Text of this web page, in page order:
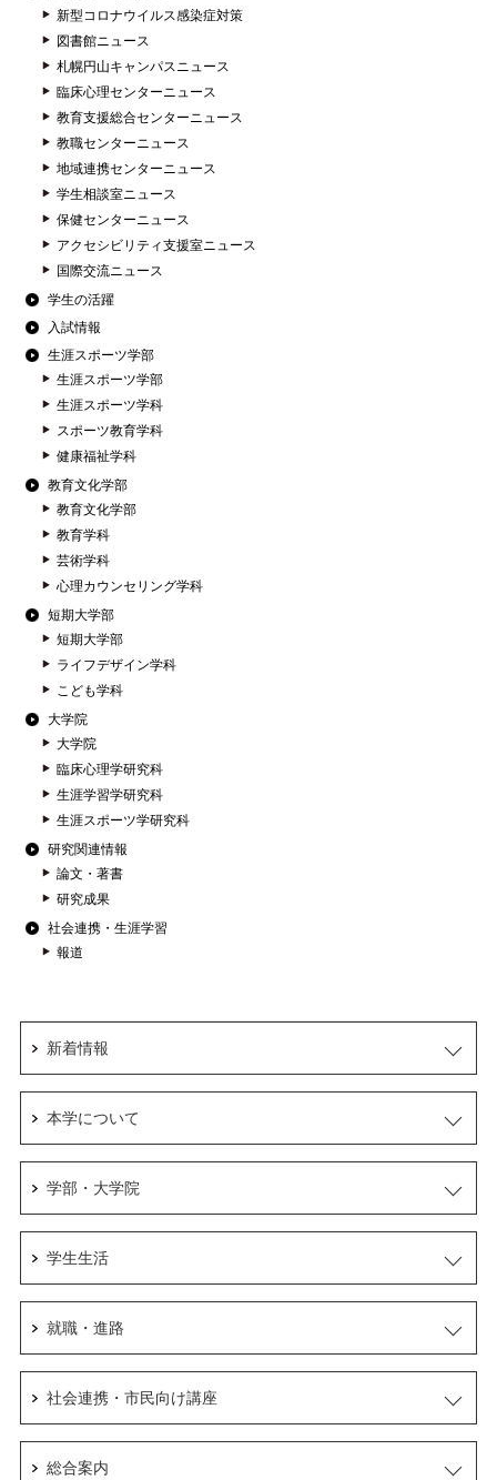
新型コロナウイルス感染症対策
図書館ニュース
札幌円山キャンパスニュース
臨床心理センターニュース
教育支援総合センターニュース
教職センターニュース
地域連携センターニュース
学生相談室ニュース
保健センターニュース
アクセシビリティ支援室ニュース
国際交流ニュース
学生の活躍
入試情報
生涯スポーツ学部
生涯スポーツ学部
生涯スポーツ学科
スポーツ教育学科
健康福祉学科
教育文化学部
教育文化学部
教育学科
芸術学科
心理カウンセリング学科
短期大学部
短期大学部
ライフデザイン学科
こども学科
大学院
大学院
臨床心理学研究科
生涯学習学研究科
生涯スポーツ学研究科
研究関連情報
論文・著書
研究成果
社会連携・生涯学習
報道
新着情報
本学について
学部・大学院
学生生活
就職・進路
社会連携・市民向け講座
総合案内